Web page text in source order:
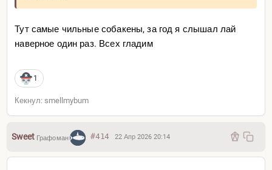
Тут самые чильные собакены, за год я слышал лай
наверное один раз. Всех гладим
1
Кекнул: smellmybum
SweetГрафоман #414 22 Апр 2026 20:14